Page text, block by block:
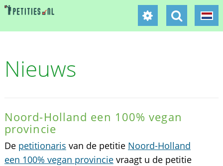
Nieuws
Noord-Holland een 100% vegan
provincie
De petitionaris van de petitie Noord-Holland
een 100% vegan provincievraagt u de petitie